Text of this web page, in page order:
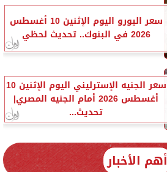
سعر اليورو اليوم الإثنين 10 أغسطس
2026 في البنوك.. تحديث لحظي
سعر الجنيه الإسترليني اليوم الإثنين 10
أغسطس 2026 أمام الجنيه المصري|
تحديث...
أهم الأخبار